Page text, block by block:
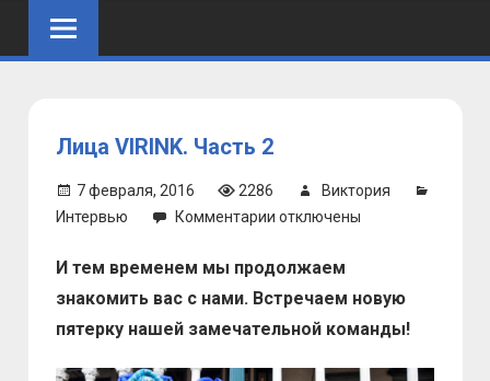
Лица VIRINK. Часть 2
7 февраля, 2016 2286
Виктория
Интервью
Комментарии к
Лица
VIRINK.
Часть
отключены
И тем временем мы продолжаем
знакомить вас с нами. Встречаем новую
пятерку нашей замечательной команды!